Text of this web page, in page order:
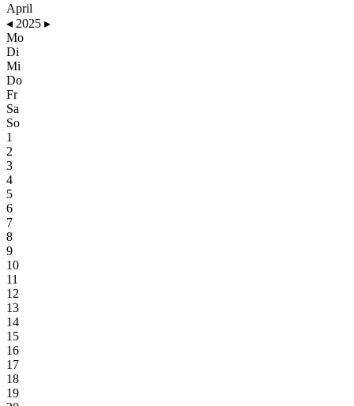
April
◂ 2025 ▸
Mo
Di
Mi
Do
Fr
Sa
So
1
2
3
4
5
6
7
8
9
10
11
12
13
14
15
16
17
18
19